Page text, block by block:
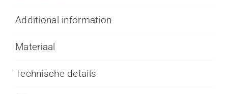
Additional information
Materiaal
Technische details